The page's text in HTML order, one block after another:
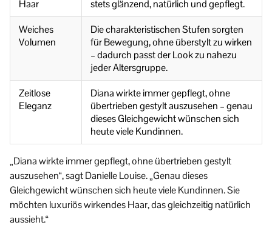
Haar
stets glänzend, natürlich und gepflegt.
Weiches
Volumen
Die charakteristischen Stufen sorgten
für Bewegung, ohne überstylt zu wirken
– dadurch passt der Look zu nahezu
jeder Altersgruppe.
Zeitlose
Eleganz
Diana wirkte immer gepflegt, ohne
übertrieben gestylt auszusehen – genau
dieses Gleichgewicht wünschen sich
heute viele Kundinnen.
„Diana wirkte immer gepflegt, ohne übertrieben gestylt
auszusehen“, sagt Danielle Louise. „Genau dieses
Gleichgewicht wünschen sich heute viele Kundinnen. Sie
möchten luxuriös wirkendes Haar, das gleichzeitig natürlich
aussieht.“